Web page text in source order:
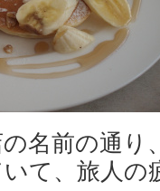
名前の通り
て、旅人の